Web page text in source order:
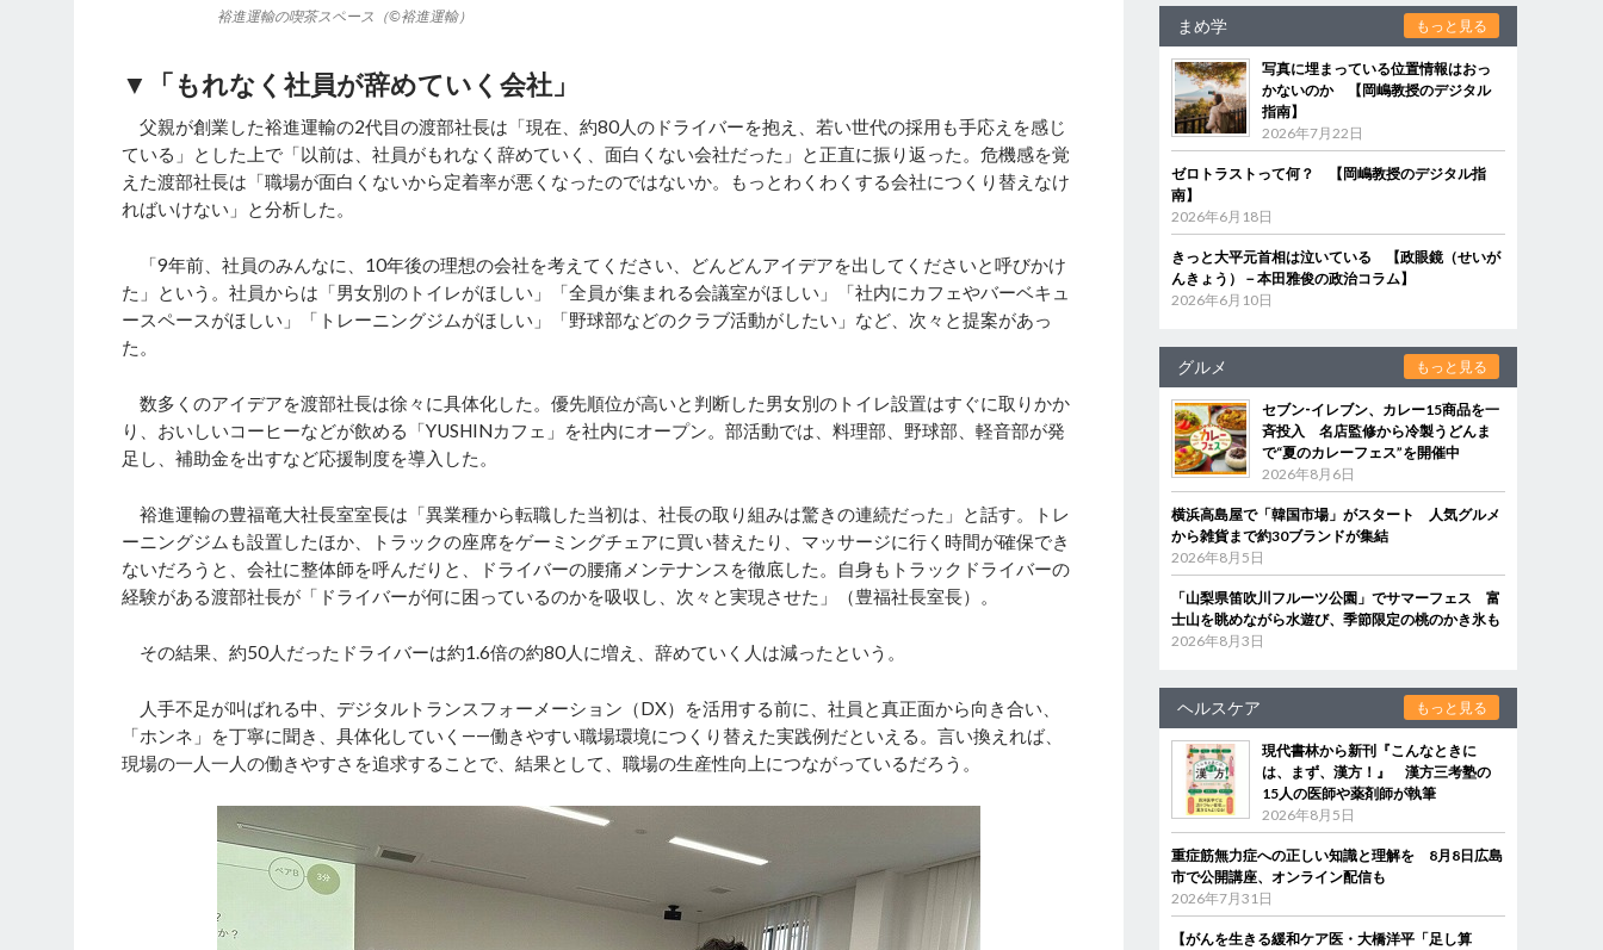
裕進運輸の喫茶スペース（©裕進運輸）
▼「もれなく社員が辞めていく会社」
父親が創業した裕進運輸の2代目の渡部社長は「現在、約80人のドライバーを抱え、若い世代の採用も手応えを感じ
ている」とした上で「以前は、社員がもれなく辞めていく、面白くない会社だった」と正直に振り返った。危機感を覚
えた渡部社長は「職場が面白くないから定着率が悪くなったのではないか。もっとわくわくする会社につくり替えなけ
ればいけない」と分析した。
「9年前、社員のみんなに、10年後の理想の会社を考えてください、どんどんアイデアを出してくださいと呼びかけ
た」という。社員からは「男女別のトイレがほしい」「全員が集まれる会議室がほしい」「社内にカフェやバーベキュ
ースペースがほしい」「トレーニングジムがほしい」「野球部などのクラブ活動がしたい」など、次々と提案があっ
た。
数多くのアイデアを渡部社長は徐々に具体化した。優先順位が高いと判断した男女別のトイレ設置はすぐに取りかか
り、おいしいコーヒーなどが飲める「YUSHINカフェ」を社内にオープン。部活動では、料理部、野球部、軽音部が発
足し、補助金を出すなど応援制度を導入した。
裕進運輸の豊福竜大社長室室長は「異業種から転職した当初は、社長の取り組みは驚きの連続だった」と話す。トレ
ーニングジムも設置したほか、トラックの座席をゲーミングチェアに買い替えたり、マッサージに行く時間が確保でき
ないだろうと、会社に整体師を呼んだりと、ドライバーの腰痛メンテナンスを徹底した。自身もトラックドライバーの
経験がある渡部社長が「ドライバーが何に困っているのかを吸収し、次々と実現させた」（豊福社長室長）。
その結果、約50人だったドライバーは約1.6倍の約80人に増え、辞めていく人は減ったという。
人手不足が叫ばれる中、デジタルトランスフォーメーション（DX）を活用する前に、社員と真正面から向き合い、
「ホンネ」を丁寧に聞き、具体化していく――働きやすい職場環境につくり替えた実践例だといえる。言い換えれば、
現場の一人一人の働きやすさを追求することで、結果として、職場の生産性向上につながっているだろう。
まめ学 もっと見る
写真に埋まっている位置情報はおっ
かないのか 【岡嶋教授のデジタル
指南】
2026年7月22日
ゼロトラストって何？ 【岡嶋教授のデジタル指
南】
2026年6月18日
きっと大平元首相は泣いている 【政眼鏡（せいが
んきょう）－本田雅俊の政治コラム】
2026年6月10日
グルメ もっと見る
セブン‐イレブン、カレー15商品を一
斉投入 名店監修から冷製うどんま
で“夏のカレーフェス”を開催中
2026年8月6日
横浜高島屋で「韓国市場」がスタート 人気グルメ
から雑貨まで約30ブランドが集結
2026年8月5日
「山梨県笛吹川フルーツ公園」でサマーフェス 富
士山を眺めながら水遊び、季節限定の桃のかき氷も
2026年8月3日
ヘルスケア もっと見る
現代書林から新刊『こんなときに
は、まず、漢方！』 漢方三考塾の
15人の医師や薬剤師が執筆
2026年8月5日
重症筋無力症への正しい知識と理解を 8月8日広島
市で公開講座、オンライン配信も
2026年7月31日
【がんを生きる緩和ケア医・大橋洋平「足し算